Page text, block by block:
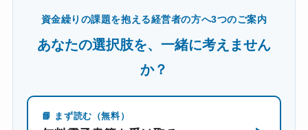
資金繰りの課題を抱える経営者の方へ3つのご案内
あなたの選択肢を、一緒に考えません
か？
📘 まず読む（無料）